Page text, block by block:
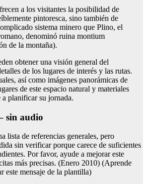
a los visitantes la posibilidad de
pintoresca, sino también de
sistema minero que Plino, el
denominó ruina montium
de la montaña).
obtener una visión general del
de los lugares de interés y las rutas.
así como imágenes panorámicas de
de este espacio natural y materiales
planificar su jornada.
sin audio
lista de referencias generales, pero
sin verificar porque carece de suficientes
Por favor, ayude a mejorar este
más precisas. (Enero 2010) (Aprende
este mensaje de la plantilla)